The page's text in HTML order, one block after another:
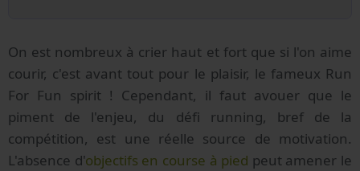
On est nombreux à crier haut et fort que si l'on aime
courir, c'est avant tout pour le plaisir, le fameux Run
For Fun spirit ! Cependant, il faut avouer que le
piment de l'enjeu, du défi running, bref de la
compétition, est une réelle source de motivation.
L'absence d'objectifs en course à pied peut amener le